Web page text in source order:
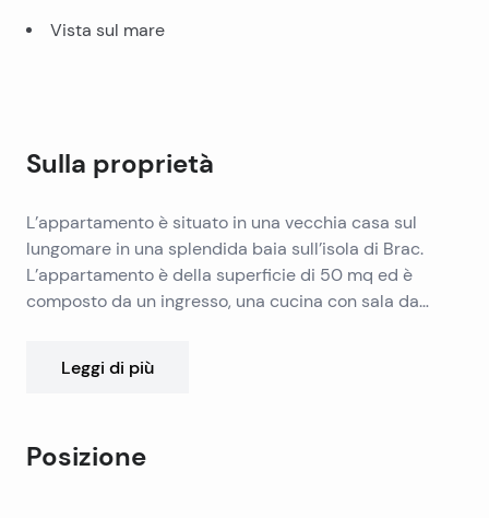
Vista sul mare
Sulla proprietà
L’appartamento è situato in una vecchia casa sul
lungomare in una splendida baia sull’isola di Brac.
L’appartamento è della superficie di 50 mq ed è
composto da un ingresso, una cucina con sala da
letto. L’appartamento necessita di rinnovo!
Leggi di più
Posizione